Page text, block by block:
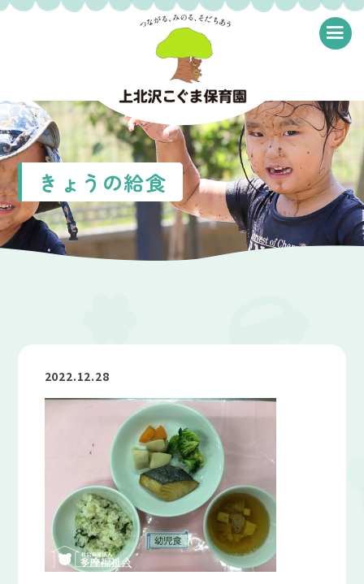
≡
きょうの給食
2022.12.28